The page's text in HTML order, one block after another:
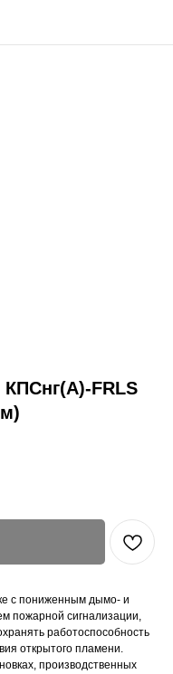
КПСнг(А)-FRLS
с пониженным дымо- и
пожарной сигнализации,
работоспособность
открытого пламени.
производственных